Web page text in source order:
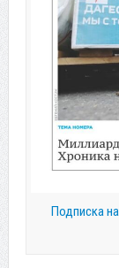
Подписка